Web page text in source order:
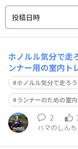
投稿日時
ホノルル気分で走
ンナー用の室内ト
ンではなくて室内
ませんでした。走
か、わかりません
と順位がついてる
ホノルル気分で走ろう
ランナーのための室
2
ハマのしん